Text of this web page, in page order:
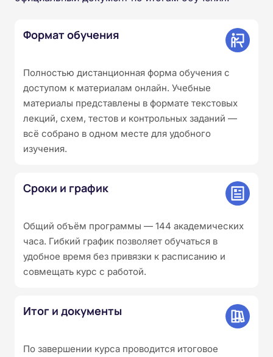
Формат обучения
Полностью дистанционная форма обучения с
доступом к материалам онлайн. Учебные
материалы представлены в формате текстовых
лекций, схем, тестов и контрольных заданий —
всё собрано в одном месте для удобного
изучения.
Сроки и график
Общий объём программы — 144 академических
часа. Гибкий график позволяет обучаться в
удобное время без привязки к расписанию и
совмещать курс с работой.
Итог и документы
По завершении курса проводится итоговое